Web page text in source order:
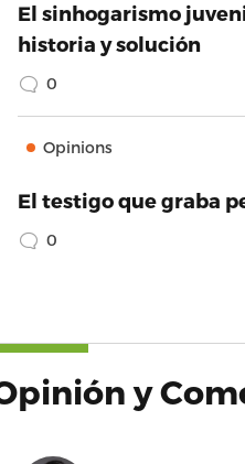
El sinhogarismo
historia y solución
0
Opinions
El testigo que graba
0
y